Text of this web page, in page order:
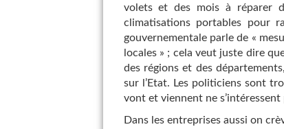
volets et des mois à réparer
climatisations portables pour
gouvernementale parle de «
locales » ; cela veut juste dire
des régions et des
sur l’Etat. Les politiciens sont
vont et viennent ne
Dans les entreprises aussi on